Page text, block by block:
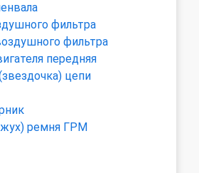
фильтра
фильтра
передняя
цепи
ремня ГРМ